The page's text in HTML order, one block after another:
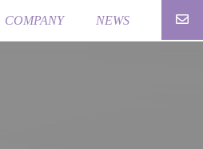
COMPANY NEWS